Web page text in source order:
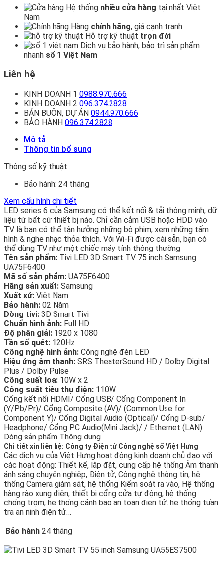
Hệ thống nhiều cửa hàng tại nhất Việt
Nam
Hàng chính hãng, giá cạnh tranh
Hỗ trợ kỹ thuật trọn đời
Dịch vụ bảo hành, bảo trì sản phẩm
nhanh số 1 Việt Nam
Liên hệ
KINH DOANH 1 0988.970.666
KINH DOANH 2 096.374.2828
BÁN BUÔN, DỰ ÁN 0944.970.666
BẢO HÀNH 096.374.2828
Mô tả
Thông tin bổ sung
Thông số kỹ thuật
Bảo hành: 24 tháng
Xem cấu hình chi tiết
LED series 6 của Samsung có thể kết nối & tải thông minh, dữ
liệu từ bất cứ thiết bị nào. Chỉ cần cắm USB hoặc HDD vào
TV là bạn có thể tận hưởng những bộ phim, xem những tấm
hình & nghe nhạc thỏa thích. Với Wi-Fi được cài sẵn, bạn có
thể dùng TV như một chiếc máy tính thông thường
Tên sản phẩm: Tivi LED 3D Smart TV 75 inch Samsung
UA75F6400
Mã số sản phẩm: UA75F6400
Hãng sản xuất: Samsung
Xuất xứ: Việt Nam
Bảo hành: 02 Năm
Dòng tivi: 3D Smart Tivi
Chuẩn hình ảnh: Full HD
Độ phân giải: 1920 x 1080
Tần số quét: 120Hz
Công nghệ hình ảnh: Công nghệ đèn LED
Hiệu ứng âm thanh: SRS TheaterSound HD / Dolby Digital
Plus / Dolby Pulse
Công suất loa: 10W x 2
Công suất tiêu thụ điện: 110W
Cổng kết nối HDMI/ Cổng USB/ Cổng Component In
(Y/Pb/Pr)/ Cổng Composite (AV)/ (Common Use for
Component Y)/ Cổng Digital Audio (Optical)/ Cổng D-sub/
Headphone/ Cổng PC Audio(Mini Jack)/ / Ethernet (LAN)
Dòng sản phẩm Thông dụng
Chi tiết xin liên hệ: Công ty Điện tử Công nghệ số Việt Hưng
Các dịch vụ của Việt Hưng:hoạt động kinh doanh chủ đạo với
các hoạt động: Thiết kế, lắp đặt, cung cấp hệ thống Âm thanh
ánh sáng chuyên nghiệp, Điện tử, Công nghệ thông tin, hệ
thống Camera giám sát, hệ thống Kiểm soát ra vào, Hệ thống
hàng rào xung điện, thiết bị cổng cửa tự động, hệ thống
chống trộm, hệ thống cảnh báo an toàn điện tử, hệ thống tuần
tra an ninh điện tử…
Bảo hành 24 tháng